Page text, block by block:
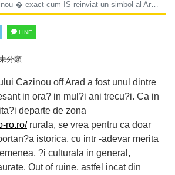
� exact cum IS reinviat un simbol al Aradului
LINE
分類
Cazinou off Arad a fost unul dintre
in ora? in mul?i ani trecu?i. Ca in
departe de zona
ro.ro/rurala, se vrea pentru ca doar
istorica, cu intr -adevar merita
?i culturala in general,
Out of ruine, astfel incat din